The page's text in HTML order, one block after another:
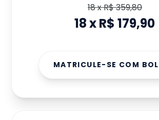
18xR$ 359,80
18xR$ 179,90
MATRICULE-SE COM